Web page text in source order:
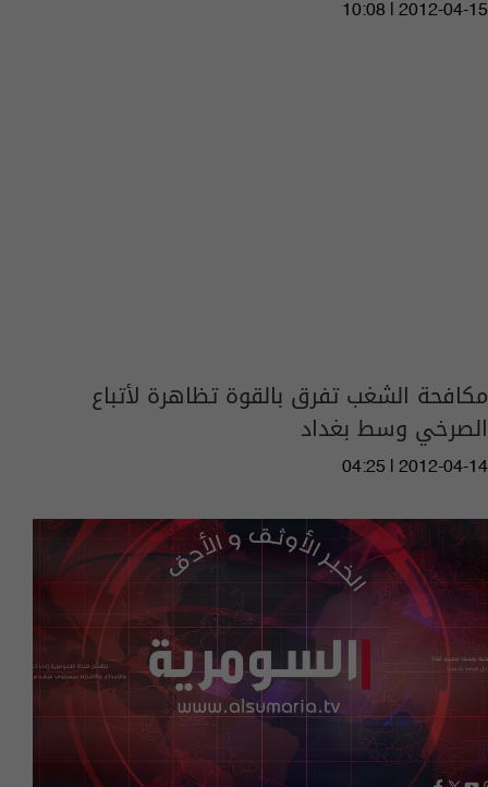
10:08 | 2012-04-15
مكافحة الشغب تفرق بالقوة تظاهرة لأتباع
الصرخي وسط بغداد
04:25 | 2012-04-14